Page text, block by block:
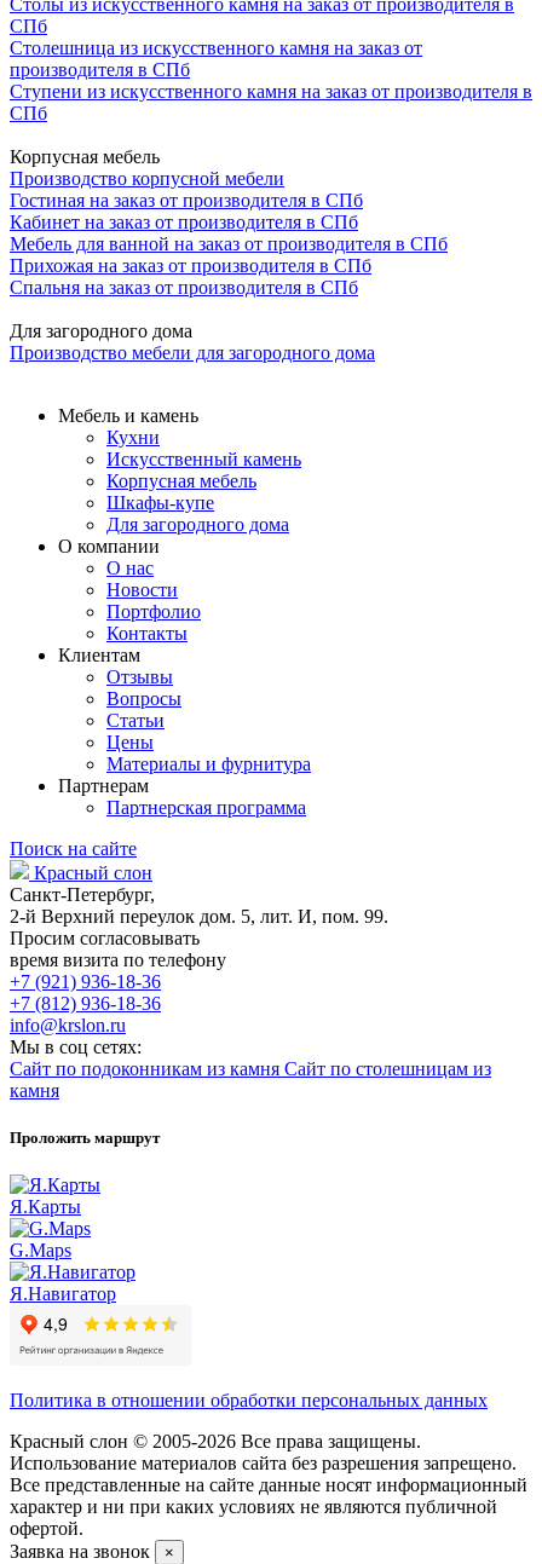
СПб
Столешница из искусственного камня на заказ от
производителя в СПб
Ступени из искусственного камня на заказ от производителя в
СПб
Корпусная мебель
Производство корпусной мебели
Гостиная на заказ от производителя в СПб
Кабинет на заказ от производителя в СПб
Мебель для ванной на заказ от производителя в СПб
Прихожая на заказ от производителя в СПб
Спальня на заказ от производителя в СПб
Для загородного дома
Производство мебели для загородного дома
Мебель и камень
Кухни
Искусственный камень
Корпусная мебель
Шкафы-купе
Для загородного дома
О компании
О нас
Новости
Портфолио
Контакты
Клиентам
Отзывы
Вопросы
Статьи
Цены
Материалы и фурнитура
Партнерам
Партнерская программа
Поиск на сайте
Красный слон
Санкт-Петербург,
2-й Верхний переулок дом. 5, лит. И, пом. 99.
Просим согласовывать
время визита по телефону
+7 (921) 936-18-36
+7 (812) 936-18-36
info@krslon.ru
Мы в соц сетях:
Сайт по подоконникам из камня Сайт по столешницам из
камня
Проложить маршрут
Я.Карты
G.Maps
Я.Навигатор
Политика в отношении обработки персональных данных
Красный слон © 2005-2026 Все права защищены.
Использование материалов сайта без разрешения запрещено.
Все представленные на сайте данные носят информационный
характер и ни при каких условиях не являются публичной
офертой.
Заявка на звонок
×